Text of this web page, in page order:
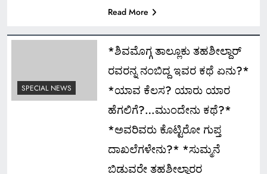
Read More
SPECIAL NEWS
*ಶಿವಮೊಗ್ಗ ತಾಲ್ಲೂಕು ತಹಶೀಲ್ದಾರ್
ರವರನ್ನ ನಂಬಿದ್ದ ಇವರ ಕಥೆ ಏನು?*
*ಯಾವ ಕೆಲಸ? ಯಾರು ಯಾರ
ಹೆಗಲಿಗೆ?…ಮುಂದೇನು ಕಥೆ?*
*ಅವರಿವರು ಕೊಟ್ಟಿರೋ ಗುಪ್ತ
ದಾಖಲೆಗಳೇನು?* *ಸುಮ್ಮನೆ
ಬಿಡುವರೇ ತಹಶೀಲ್ದಾರರ